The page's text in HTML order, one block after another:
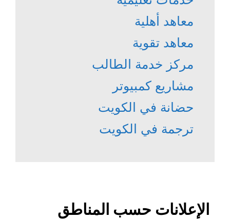
معاهد أهلية
معاهد تقوية
مركز خدمة الطالب
مشاريع كمبيوتر
حضانة في الكويت
ترجمة في الكويت
الإعلانات حسب المناطق